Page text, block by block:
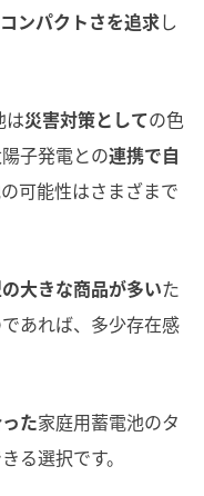
コンパクトさを追求し
は災害対策としての色
子発電との連携で自
可能性はさまざまで
大きな商品が多いた
あれば、多少存在感
た家庭用蓄電池のタ
る選択です。